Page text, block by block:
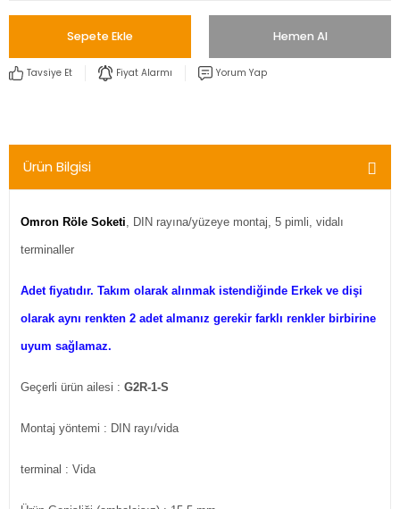
Sepete Ekle Hemen Al
Tavsiye Et Fiyat Alarmı Yorum Yap
Ürün Bilgisi
Omron Röle Soketi, DIN rayına/yüzeye montaj, 5 pimli, vidalı
terminaller
Adet fiyatıdır. Takım olarak alınmak istendiğinde Erkek ve dişi
olarak aynı renkten 2 adet almanız gerekir farklı renkler birbirine
uyum sağlamaz.
Geçerli ürün ailesi : G2R-1-S
Montaj yöntemi : DIN rayı/vida
terminal : Vida